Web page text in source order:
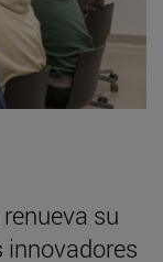
su
innovadores